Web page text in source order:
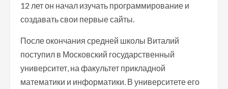
12 лет он начал изучать программирование и
создавать свои первые сайты.
После окончания средней школы Виталий
поступил в Московский государственный
университет, на факультет прикладной
математики и информатики. В университете его